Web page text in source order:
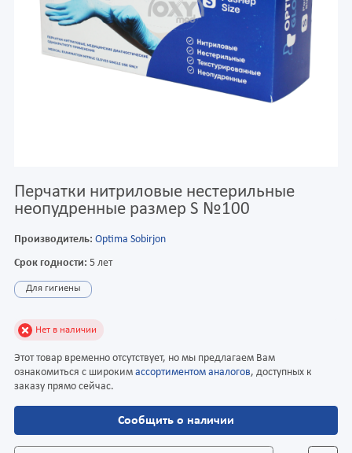
Перчатки нитриловые нестерильные
неопудренные размер S №100
Производитель: Optima Sobirjon
Срок годности: 5 лет
Для гигиены
Нет в наличии
Этот товар временно отсутствует, но мы предлагаем Вам
ознакомиться с широким ассортиментом аналогов, доступных к
заказу прямо сейчас.
Сообщить о наличии